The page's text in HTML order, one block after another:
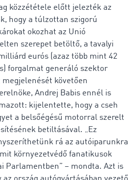
közzététele előtt jelezték az
hogy a túlzottan szigorú
okozhat az Unió
szerepet betöltő, a tavalyi
eurós (azaz több mint 42
forgalmat generáló szektor
követően
Andrej Babis ennél is
kijelentette, hogy a cseh
a belsőégésű motorral szerelt
betiltásával. „Ez
rá az autóiparunkra
környezetvédő fanatikusok
Parlamentben” – mondta. Azt is